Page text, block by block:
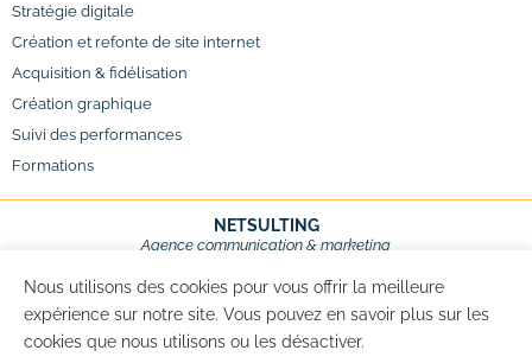
Nous utilisons des cookies pour vous offrir la meilleure
expérience sur notre site. Vous pouvez en savoir plus sur les
cookies que nous utilisons ou les désactiver.
Stratégie digitale
Création et refonte de site internet
Acquisition & fidélisation
Création graphique
Suivi des performances
Formations
NETSULTING
Agence communication & marketing
Seine-et-Marne (77)
11 rue de Courtalin (Bâtiment C)
77700 Magny-le-Hongre – FRANCE